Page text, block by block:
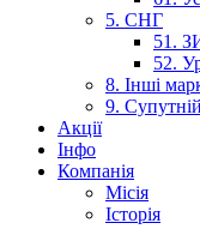
5. СНГ
51.
52.
8. Інші
9.
Акції
Інфо
Компанія
Місія
Історія